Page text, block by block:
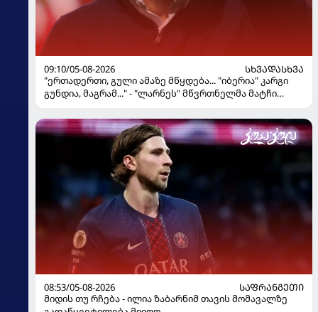
09:10/05-08-2026
ᲡᲮᲕᲐᲓᲐᲡᲮᲕᲐ
"ერთადერთი, გული ამაზე მწყდება... "იბერია" კარგი
გუნდია, მაგრამ..." - "ლარნეს" მწვრთნელმა მატჩი
მოჰყავს
08:53/05-08-2026
ᲡᲐᲤᲠᲐᲜᲒᲔᲗᲘ
მიდის თუ რჩება - ილია ზაბარნიმ თავის მომავალზე